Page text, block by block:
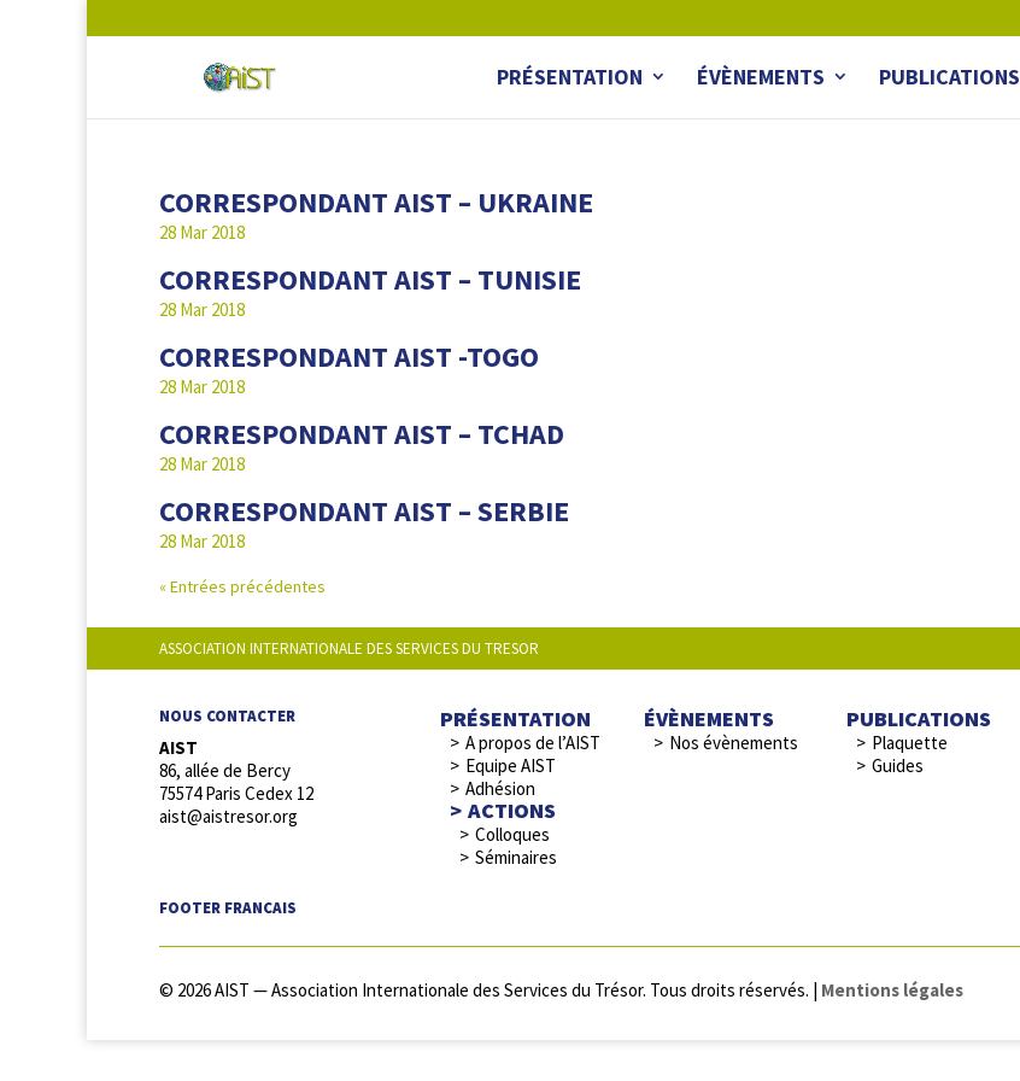
PRÉSENTATION ÉVÈNEMENTS PUBLICATIONS
CORRESPONDANT AIST – UKRAINE
28 Mar 2018
CORRESPONDANT AIST – TUNISIE
28 Mar 2018
CORRESPONDANT AIST -TOGO
28 Mar 2018
CORRESPONDANT AIST – TCHAD
28 Mar 2018
CORRESPONDANT AIST – SERBIE
28 Mar 2018
« Entrées précédentes
ASSOCIATION INTERNATIONALE DES SERVICES DU TRESOR
NOUS CONTACTER
AIST
86, allée de Bercy
75574 Paris Cedex 12
aist@aistresor.org
FOOTER FRANCAIS
PRÉSENTATION
A propos de l’AIST
Equipe AIST
Adhésion
ACTIONS
Colloques
Séminaires
ÉVÈNEMENTS
Nos évènements
PUBLICATIONS
Plaquette
Guides
© 2026 AIST — Association Internationale des Services du Trésor. Tous droits réservés. | Mentions légales